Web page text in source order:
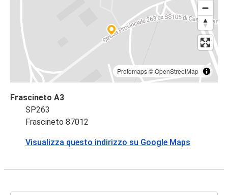
Protomaps©OpenStreetMap
Frascineto A3
SP263
Frascineto 87012
Visualizza questo indirizzo su Google Maps